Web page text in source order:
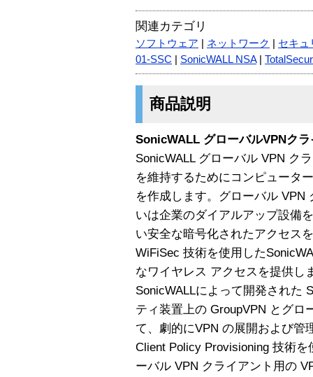
関連カテゴリ
ソフトウェア ネットワーク
セキュ
01-SSC
SonicWALL NSA|
商品説明
SonicWALL グローバルVPNクラ
SonicWALL グローバル VPN ク
を維持するためにコンピュータ
を作成します。グローバル VPN
いは企業のダイアルアップ設備
い安全な暗号化されたアクセス
WiFiSec 技術を使用した
なワイヤレス アクセスを提供し
SonicWALLによって開発された
ティ装置上の GroupVPN とグロ
て、劇的にVPN の展開および管
Client Policy Provisioning 技術
ーバル VPN クライアント用の